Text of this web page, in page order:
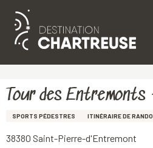
Aller
principal
Tour des
SPORTS PÉDESTRES ITINÉRAIRE DE
38380 Saint-Pierre-d'Entremont